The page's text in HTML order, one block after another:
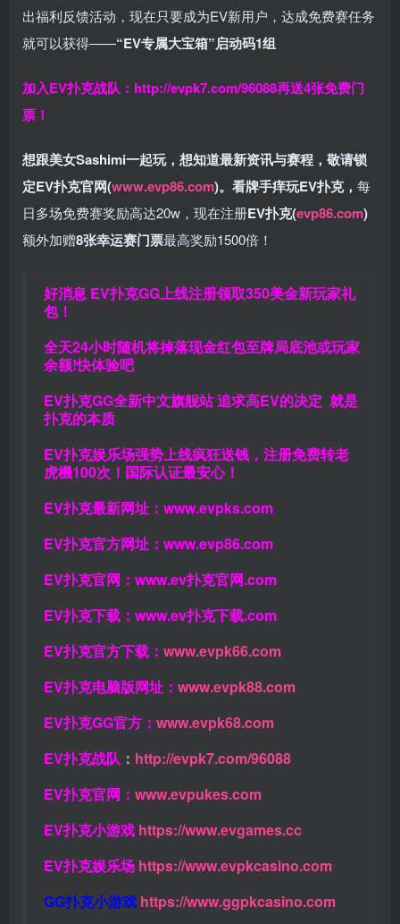
出福利反馈活动，现在只要成为EV新用户，达成免费赛任务
就可以获得——“EV专属大宝箱”启动码1组
加入EV扑克战队： http://evpk7.com/96088再送4张免费门
票！
想跟美女Sashimi一起玩， 想知道最新资讯与赛程， 敬请锁
定EV扑克官网(www.evp86.com)。 看牌手痒玩EV扑克， 每
日多场免费赛奖励高达20w，现在注册EV扑克(evp86.com)
额外加赠8张幸运赛门票最高奖励1500倍！
好消息 EV扑克GG上线注册领取350美金新玩家礼
包！
全天24小时随机将掉落现金红包至牌局底池或玩家
余额!快体验吧
EV扑克GG全新中文旗舰站追求高EV的决定 就是
扑克的本质
EV扑克娱乐场强势上线疯狂送钱，注册免费转老
虎機100次！国际认证最安心！
EV扑克最新网址： www.evpks.com
EV扑克官方网址： www.evp86.com
EV扑克官网： www.ev扑克官网.com
EV扑克下载： www.ev扑克下载.com
EV扑克官方下载： www.evpk66.com
EV扑克电脑版网址： www.evpk88.com
EV扑克GG官方： www.evpk68.com
EV扑克战队 ： http://evpk7.com/96088
EV扑克官网： www.evpukes.com
EV扑克小游戏 https://www.evgames.cc
EV扑克娱乐场 https://www.evpkcasino.com
GG扑克小游戏 https://www.ggpkcasino.com